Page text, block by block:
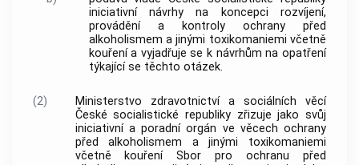
iniciativní návrhy na koncepci rozvíjení,
provádění a kontroly ochrany před
alkoholismem a jinými toxikomaniemi včetně
kouření a vyjadřuje se k návrhům na opatření
týkající se těchto otázek.
(2)
Ministerstvo zdravotnictví a sociálních věcí
České socialistické republiky zřizuje jako svůj
iniciativní a poradní orgán ve věcech ochrany
před alkoholismem a jinými toxikomaniemi
včetně kouření Sbor pro ochranu před